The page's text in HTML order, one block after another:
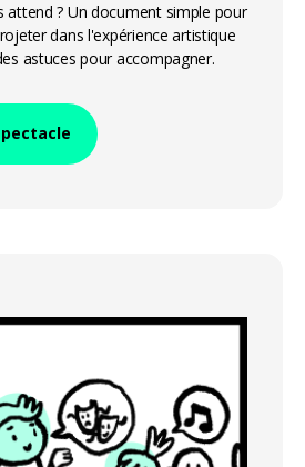
attend ? Un document simple pour
dans l'expérience artistique
astuces pour accompagner.